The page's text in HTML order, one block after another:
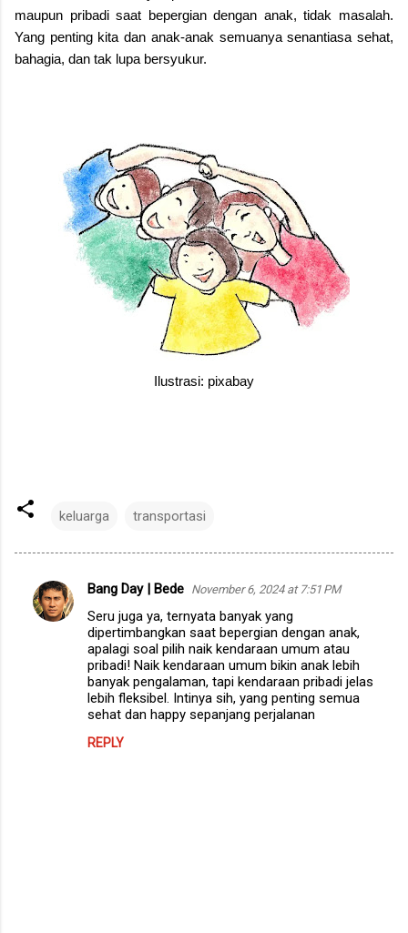
maupun pribadi saat bepergian dengan anak, tidak masalah.
Yang penting kita dan anak-anak semuanya senantiasa sehat,
bahagia, dan tak lupa bersyukur.
Ilustrasi: pixabay
keluarga transportasi
C
o
Bang Day | Bede November 6, 2024 at 7:51 PM
Seru juga ya, ternyata banyak yang
dipertimbangkan saat bepergian dengan anak,
apalagi soal pilih naik kendaraan umum atau
pribadi! Naik kendaraan umum bikin anak lebih
banyak pengalaman, tapi kendaraan pribadi jelas
lebih fleksibel. Intinya sih, yang penting semua
sehat dan happy sepanjang perjalanan
REPLY